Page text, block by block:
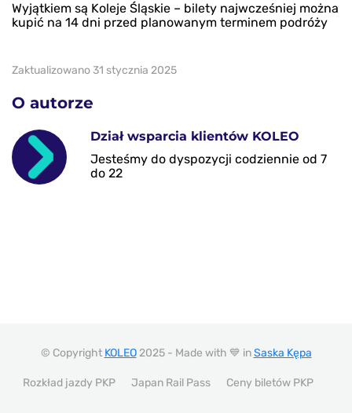
Wyjątkiem są Koleje Śląskie – bilety najwcześniej można
kupić na 14 dni przed planowanym terminem podróży
Zaktualizowano 31 stycznia 2025
O autorze
Dział wsparcia klientów KOLEO
Jesteśmy do dyspozycji codziennie od 7
do 22
© Copyright KOLEO2025 - Made with 💙 inSaska Kępa
Rozkład jazdy PKP Japan Rail Pass Ceny biletów PKP